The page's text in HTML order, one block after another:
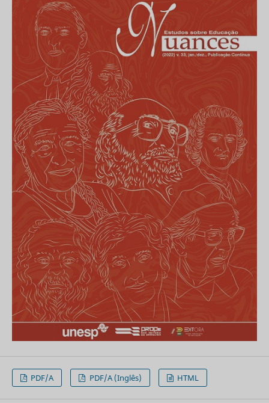
PDF/A PDF/A (Inglês) HTML